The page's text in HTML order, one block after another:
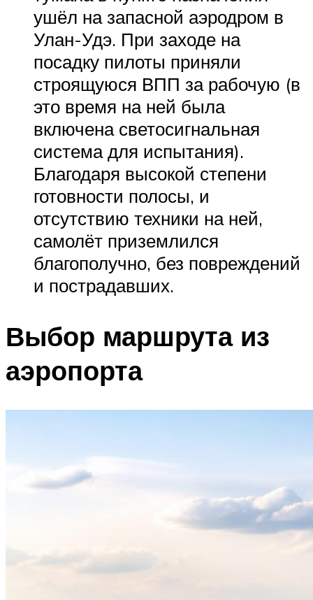
ушёл на запасной аэродром в
Улан-Удэ. При заходе на
посадку пилоты приняли
строящуюся ВПП за рабочую (в
это время на ней была
включена светосигнальная
система для испытания).
Благодаря высокой степени
готовности полосы, и
отсутствию техники на ней,
самолёт приземлился
благополучно, без повреждений
и пострадавших.
Выбор маршрута из
аэропорта